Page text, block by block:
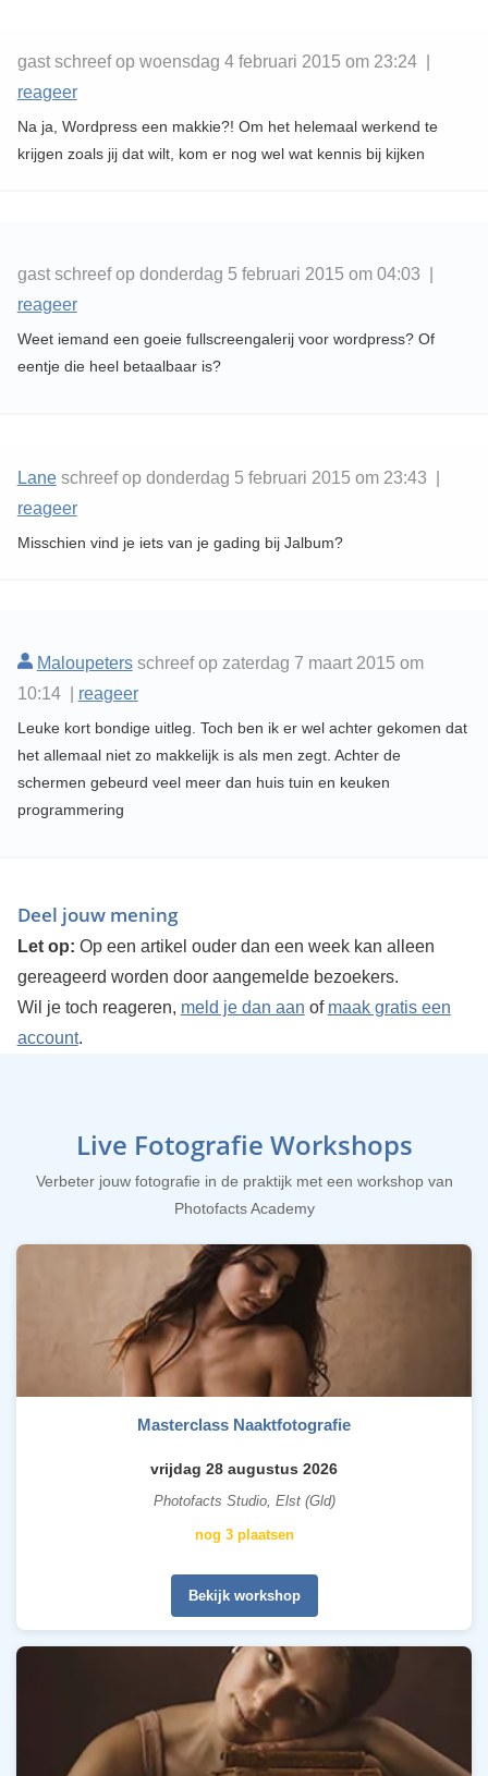
gast schreef op woensdag 4 februari 2015 om 23:24 |
reageer
Na ja, Wordpress een makkie?! Om het helemaal werkend te
krijgen zoals jij dat wilt, kom er nog wel wat kennis bij kijken
gast schreef op donderdag 5 februari 2015 om 04:03 |
reageer
Weet iemand een goeie fullscreengalerij voor wordpress? Of
eentje die heel betaalbaar is?
Laneschreef op donderdag 5 februari 2015 om 23:43 |
reageer
Misschien vind je iets van je gading bij Jalbum?
Maloupetersschreef op zaterdag 7 maart 2015 om
10:14 | reageer
Leuke kort bondige uitleg. Toch ben ik er wel achter gekomen dat
het allemaal niet zo makkelijk is als men zegt. Achter de
schermen gebeurd veel meer dan huis tuin en keuken
programmering
Deel jouw mening
Let op: Op een artikel ouder dan een week kan alleen
gereageerd worden door aangemelde bezoekers.
Wil je toch reageren, meld je dan aan of maak gratis een
account.
Live Fotografie Workshops
Verbeter jouw fotografie in de praktijk met een workshop van
Photofacts Academy
Masterclass Naaktfotografie
vrijdag 28 augustus 2026
Photofacts Studio, Elst (Gld)
nog 3 plaatsen
Bekijk workshop